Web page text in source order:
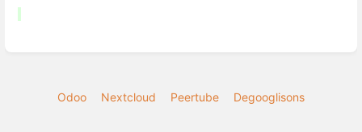
Odoo Nextcloud Peertube Degooglisons